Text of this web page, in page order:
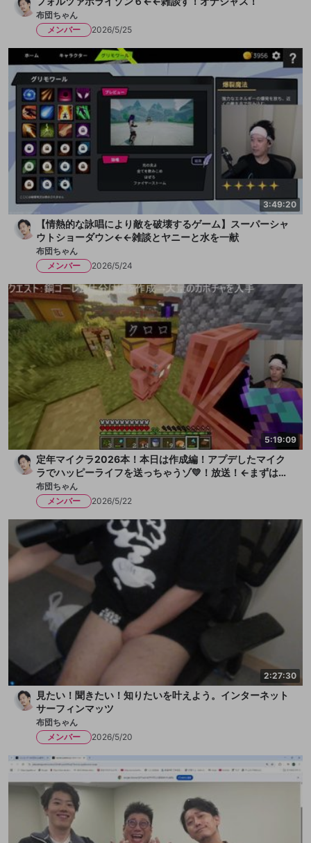
布団ちゃん
メンバー
2026/5/25
3:49:20
【情熱的な詠唱により敵を破壊するゲーム】スーパーシャ
ウトショーダウン←←雑談とヤニーと水を一献
布団ちゃん
メンバー
2026/5/24
5:19:09
定年マイクラ2026本！本日は作成編！アプデしたマイク
ラでハッピーライフを送っちゃうゾ💛！放送！←まずは水
を一献、そして枇杷ゼリーをちびっと
布団ちゃん
メンバー
2026/5/22
2:27:30
見たい！聞きたい！知りたいを叶えよう。インターネット
サーフィンマッツ
布団ちゃん
メンバー
2026/5/20